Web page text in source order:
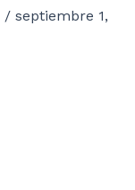
/ septiembre 1,